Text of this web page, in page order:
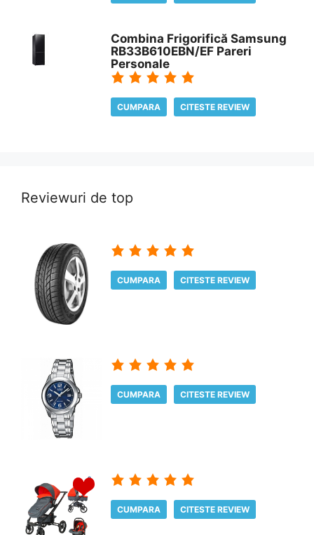
Combina Frigorifică Samsung
RB33B610EBN/EF Pareri
Personale
CUMPARA CITESTE REVIEW
Reviewuri de top
CUMPARA CITESTE REVIEW
CUMPARA CITESTE REVIEW
CUMPARA CITESTE REVIEW